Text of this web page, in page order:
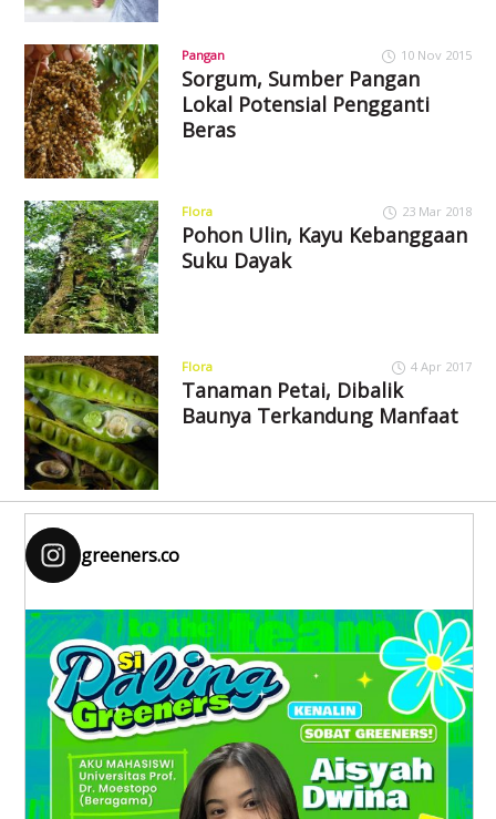
Pangan 10 Nov 2015
Sorgum, Sumber Pangan
Lokal Potensial Pengganti
Beras
Flora 23 Mar 2018
Pohon Ulin, Kayu Kebanggaan
Suku Dayak
Flora 4 Apr 2017
Tanaman Petai, Dibalik
Baunya Terkandung Manfaat
greeners.co